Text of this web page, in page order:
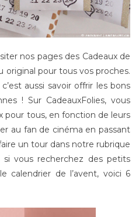
nos pages des Cadeaux de
original pour tous vos proches.
aussi savoir offrir les bons
! Sur CadeauxFolies, vous
pour tous, en fonction de leurs
au fan de cinéma en passant
un tour dans notre rubrique
si vous recherchez des petits
calendrier de l’avent, voici 6